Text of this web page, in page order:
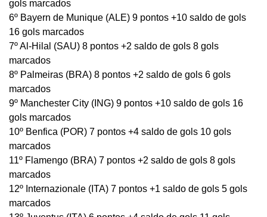
gols marcados
6º Bayern de Munique (ALE) 9 pontos +10 saldo de gols
16 gols marcados
7º Al-Hilal (SAU) 8 pontos +2 saldo de gols 8 gols
marcados
8º Palmeiras (BRA) 8 pontos +2 saldo de gols 6 gols
marcados
9º Manchester City (ING) 9 pontos +10 saldo de gols 16
gols marcados
10º Benfica (POR) 7 pontos +4 saldo de gols 10 gols
marcados
11º Flamengo (BRA) 7 pontos +2 saldo de gols 8 gols
marcados
12º Internazionale (ITA) 7 pontos +1 saldo de gols 5 gols
marcados